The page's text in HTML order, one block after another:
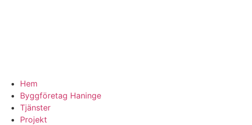
Hem
Byggföretag Haninge
Tjänster
Projekt